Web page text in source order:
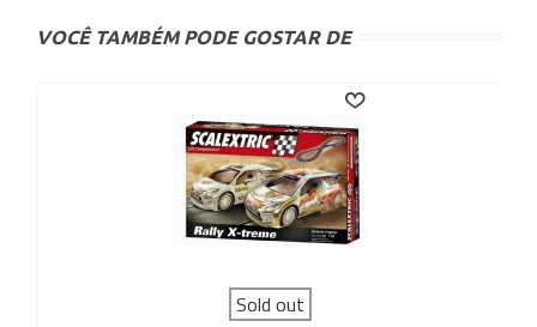
VOCÊ TAMBÉM PODE GOSTAR DE
Sold out